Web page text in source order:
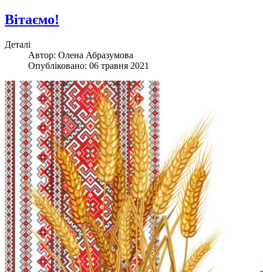
Вітаємо!
Деталі
Автор: Олена Абразумова
Опубліковано: 06 травня 2021